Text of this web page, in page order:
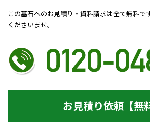
この墓石へのお見積り・資料請求は全て無料で
くださいませ。
お見積り依頼【無